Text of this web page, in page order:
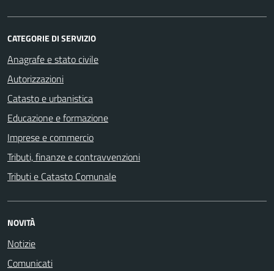
CATEGORIE DI SERVIZIO
Anagrafe e stato civile
Autorizzazioni
Catasto e urbanistica
Educazione e formazione
Imprese e commercio
Tributi, finanze e contravvenzioni
Tributi e Catasto Comunale
NOVITÀ
Notizie
Comunicati